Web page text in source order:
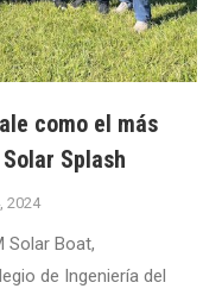
como el más
Splash
2024
Solar Boat,
de Ingeniería del